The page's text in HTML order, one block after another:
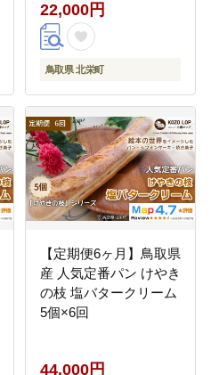
22,000円
鳥取県 北栄町
【定期便6ヶ月】鳥取県
産 人気定番パン けやき
の枝 塩バタークリーム
5個×6回
44,000円